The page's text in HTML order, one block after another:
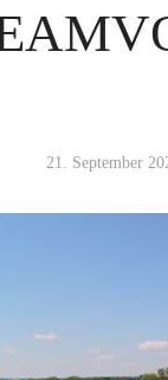
21. September